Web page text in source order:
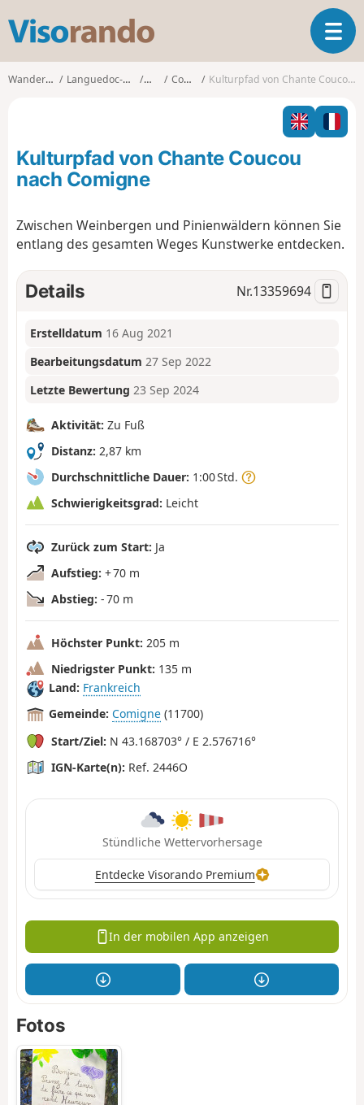
s
o
T
o
l
n
a
t
o
Wanderungen Languedoc-Roussillon AudeComigne Kulturpfad von Chante Coucou nach Comigne
Kulturpfad von Chante Coucou
nach Comigne
Zwischen Weinbergen und Pinienwäldern können Sie
entlang des gesamten Weges Kunstwerke entdecken.
Details Nr.13359694
Erstelldatum 16 Aug 2021
Bearbeitungsdatum 27 Sep 2022
Letzte Bewertung 23 Sep 2024
Aktivität: Zu Fuß
Distanz: 2,87 km
Durchschnittliche Dauer: 1:00 Std.
Schwierigkeitsgrad: Leicht
Zurück zum Start: Ja
Aufstieg: + 70 m
Abstieg: - 70 m
Höchster Punkt: 205 m
Niedrigster Punkt: 135 m
Land: Frankreich
Gemeinde: Comigne (11700)
Start/Ziel: N 43.168703° / E 2.576716°
IGN-Karte(n): Ref. 2446O
Stündliche Wettervorhersage
Entdecke Visorando Premium
In der mobilen App anzeigen
Fotos